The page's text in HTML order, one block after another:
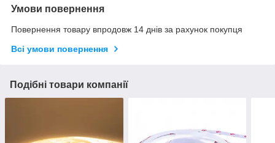
Умови повернення
Повернення товару впродовж 14 днів за рахунок покупця
Всі умови повернення
Подібні товари компанії